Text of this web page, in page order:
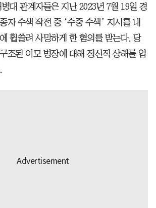
대 관계자들은 지난 2023년 7월 19일 경
자 수색 작전 중 ‘수중 수색’ 지시를 내
휩쓸려 사망하게 한 혐의를 받는다. 당
조된 이모 병장에 대해 정신적 상해를 입